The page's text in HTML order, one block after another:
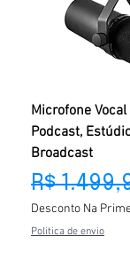
Microfone
Podcast,
Broadcast
Preço
R$
Desconto Na
Politica de envio